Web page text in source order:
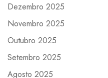
Dezembro 2025
Novembro 2025
Outubro 2025
Setembro 2025
Agosto 2025